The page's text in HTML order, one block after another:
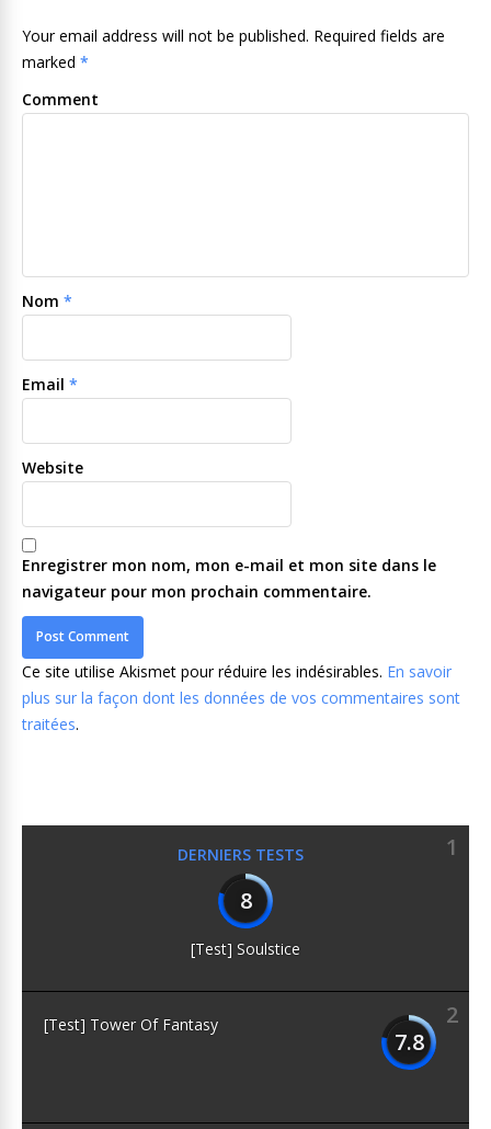
Your email address will not be published. Required fields are
marked *
Comment
Nom *
Email *
Website
Enregistrer mon nom, mon e-mail et mon site dans le
navigateur pour mon prochain commentaire.
Ce site utilise Akismet pour réduire les indésirables. En savoir
plus sur la façon dont les données de vos commentaires sont
traitées.
DERNIERS TESTS
1
8
[Test] Soulstice
2
7.8
[Test] Tower Of Fantasy